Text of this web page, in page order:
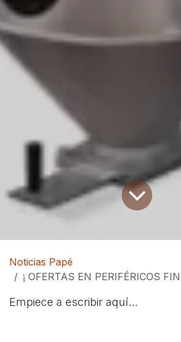
Noticias Papé
¡ OFERTAS EN PERIFÉRICOS
Empiece a escribir aquí...